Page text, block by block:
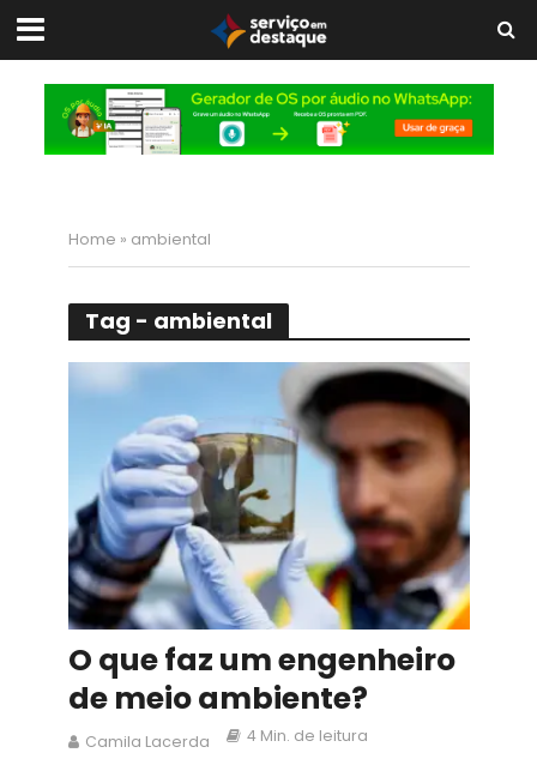
Home » ambiental
Tag - ambiental
O que faz um engenheiro
de meio ambiente?
Camila Lacerda 4 Min. de leitura